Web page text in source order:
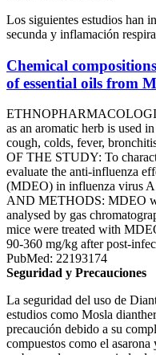
Los siguientes estudios han
secunda y inflamación
Chemical
of essential oils from
as an aromatic herb is used
cough, colds, fever,
OF THE STUDY: To
evaluate the anti-influenza
(MDEO) in influenza virus
AND METHODS: MDEO
analysed by gas
mice were treated with
90-360 mg/kg after post-
PubMed: 22193174
Seguridad y Precauciones
La seguridad del uso de
estudios como Mosla
precaución debido a su
compuestos como el